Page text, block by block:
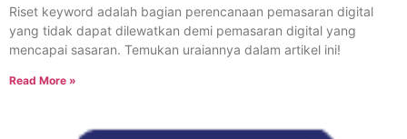
Riset keyword adalah bagian perencanaan pemasaran digital
yang tidak dapat dilewatkan demi pemasaran digital yang
mencapai sasaran. Temukan uraiannya dalam artikel ini!
Read More »